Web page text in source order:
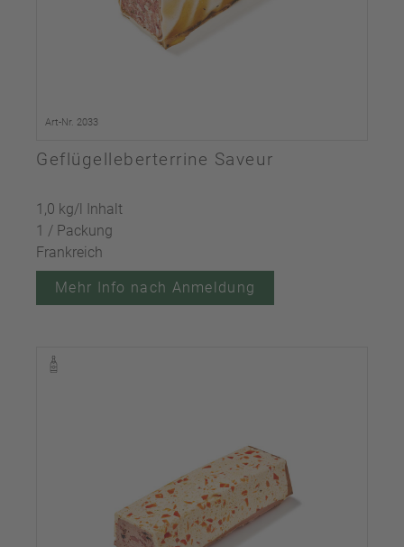
Art-Nr. 2033
Geflügelleberterrine Saveur
1,0 kg/l Inhalt
1 / Packung
Frankreich
Mehr Info nach Anmeldung